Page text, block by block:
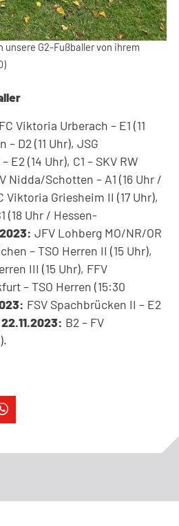
unsere G2-Fußballer von ihrem
FC Viktoria Urberach – E1 (11
D2 (11 Uhr), JSG
(14 Uhr), C1 – SKV RW
Nidda/Schotten – A1 (16 Uhr /
Viktoria Griesheim II (17 Uhr),
(18 Uhr / Hessen-
JFV Lohberg MO/NR/OR
– TSO Herren II (15 Uhr),
III (15 Uhr), FFV
– TSO Herren (15:30
FSV Spachbrücken II – E2
B2 – FV